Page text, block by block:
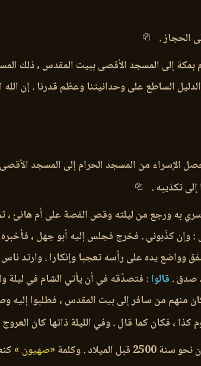
الحجاز .
إلى المسجد الأقصى ببيت المقدس ، ذلك
الساطع على وحدانيتنا وعظم قدرنا . إن
واحدة ، وقد حصل الإسراء من المسجد الحرام إلى
تكذيبه .
به ورجع من ليلته وقص القصة على أم هانئ
كذّبوني . فخرج فجلس إليه أبو جهل ، فأخبره
يده على رأسه تعجبا وإنكارا . وارتد
صدق . قالوا : فتصدّقه في أن يأتي الشام في ليلة
منهم من سافر إلى بيت المقدس ، فطلبوا
كذا ، فكان كما قال . وفي الليلة ذاتها كان
. وكلمة
«صهيون »